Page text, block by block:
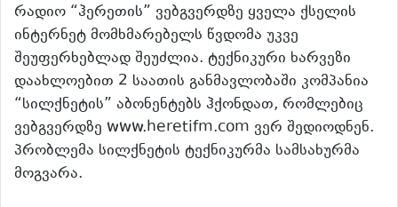
რადიო “ჰერეთის” ვებგვერდზე ყველა ქსელის
ინტერნეტ მომხმარებელს წვდომა უკვე
შეუფერხებლად შეუძლია. ტექნიკური ხარვეზი
დაახლოებით 2 საათის განმავლობაში კომპანია
“სილქნეტის” აბონენტებს ჰქონდათ, რომლებიც
ვებგვერდზე www.heretifm.com ვერ შედიოდნენ.
პრობლემა სილქნეტის ტექნიკურმა სამსახურმა
მოგვარა.